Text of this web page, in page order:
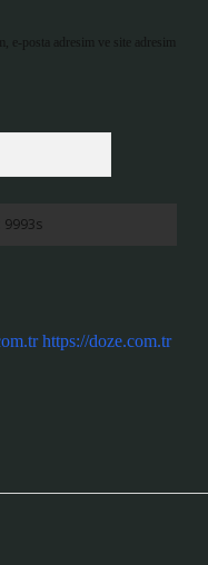
e-posta adresim ve site adresim
https://doze.com.tr